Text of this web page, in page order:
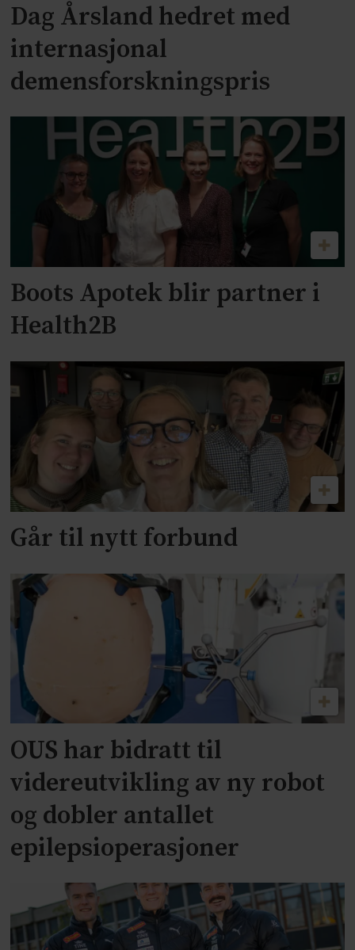
Dag Årsland hedret med
internasjonal
demensforskningspris
Boots Apotek blir partner i
Health2B
Går til nytt forbund
OUS har bidratt til
videreutvikling av ny robot
og dobler antallet
epilepsioperasjoner